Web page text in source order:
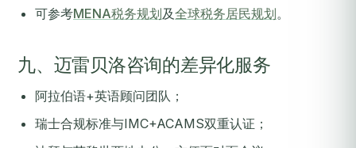
可参考MENA税务规划及全球税务居民规划。
九、迈雷贝洛咨询的差异化服务
阿拉伯语+英语顾问团队；
瑞士合规标准与IMC+ACAMS双重认证；